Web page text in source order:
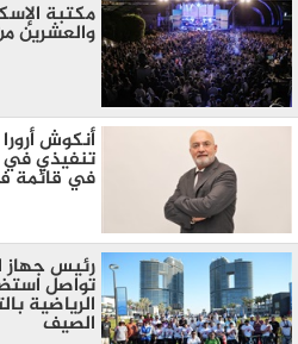
مكتبة
والعشرين
في قائمة
رئيس جهاز
تواصل
الرياضية
الصيف